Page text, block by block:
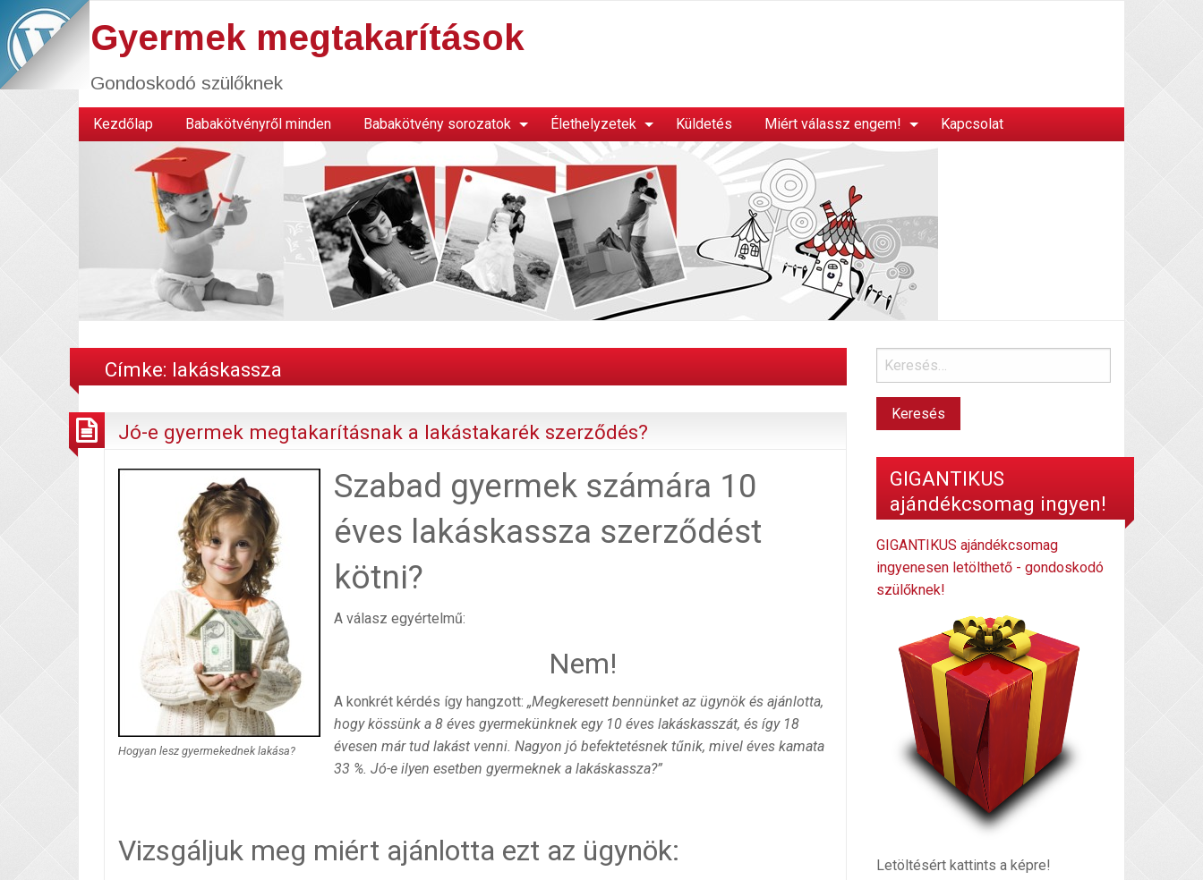
Gyermek megtakarítások
Gondoskodó szülőknek
Kezdőlap Babakötvényről minden Babakötvény sorozatok Élethelyzetek Küldetés Miért válassz engem! Kapcsolat
Címke: lakáskassza
Jó-e gyermek megtakarításnak a lakástakarék szerződés?
Hogyan lesz gyermekednek lakása?
Szabad gyermek számára 10
éves lakáskassza szerződést
kötni?
A válasz egyértelmű:
Nem!
A konkrét kérdés így hangzott: „Megkeresett bennünket az ügynök és ajánlotta,
hogy kössünk a 8 éves gyermekünknek egy 10 éves lakáskasszát, és így 18
évesen már tud lakást venni. Nagyon jó befektetésnek tűnik, mivel éves kamata
33 %. Jó-e ilyen esetben gyermeknek a lakáskassza?”
Vizsgáljuk meg miért ajánlotta ezt az ügynök:
GIGANTIKUS
ajándékcsomag ingyen!
GIGANTIKUS ajándékcsomag
ingyenesen letölthető - gondoskodó
szülőknek!
Letöltésért kattints a képre!